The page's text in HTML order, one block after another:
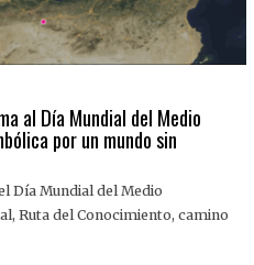
al Día Mundial del Medio
por un mundo sin
Día Mundial del Medio
Ruta del Conocimiento, camino